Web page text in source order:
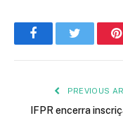
FacebookTwitter
PREVIOUS
IFPR encerra